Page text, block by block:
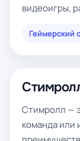
видеоигры,
Геймерский
Стимролл —
команда или